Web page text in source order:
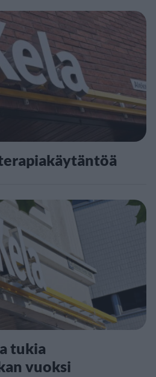
tukia
vuoksi